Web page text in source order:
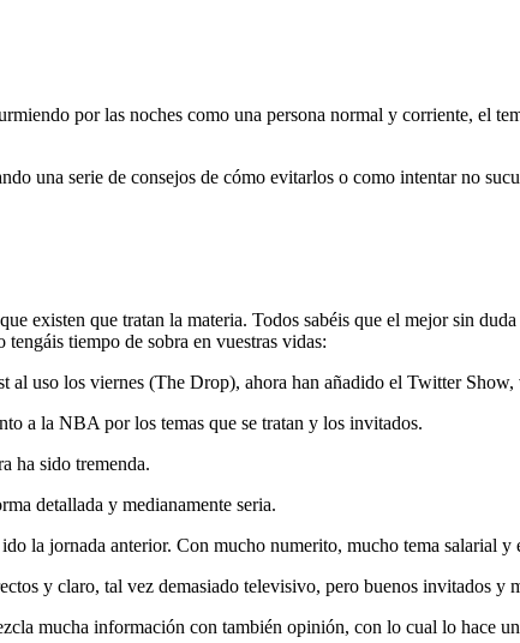
por las noches como una persona normal y corriente, el
una serie de consejos de cómo evitarlos o como intentar no
existen que tratan la materia. Todos sabéis que el mejor sin
tiempo de sobra en vuestras vidas:
uso los viernes (The Drop), ahora han añadido el Twitter
a la NBA por los temas que se tratan y los invitados.
ha sido tremenda.
detallada y medianamente seria.
la jornada anterior. Con mucho numerito, mucho tema salarial y
y claro, tal vez demasiado televisivo, pero buenos invitados y
mucha información con también opinión, con lo cual lo hace